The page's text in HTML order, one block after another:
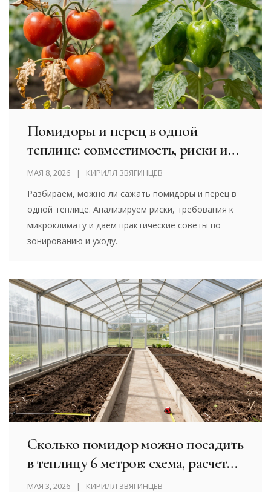
Помидоры и перец в одной
теплице: совместимость, риски и
правила посадки
МАЯ 8, 2026 КИРИЛЛ ЗВЯГИНЦЕВ
Разбираем, можно ли сажать помидоры и перец в
одной теплице. Анализируем риски, требования к
микроклимату и даем практические советы по
зонированию и уходу.
Сколько помидор можно посадить
в теплицу 6 метров: схема, расчеты
и советы
МАЯ 3, 2026 КИРИЛЛ ЗВЯГИНЦЕВ